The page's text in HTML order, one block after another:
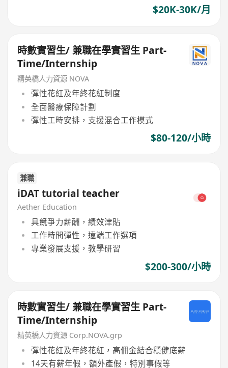
$20K-30K/月
時數實習生/ 兼職在學實習生 Part-
Time/Internship
精英橋人力資源 NOVA
彈性花紅及年終花紅制度
全面醫療保障計劃
彈性工時安排，支援混合工作模式
$80-120/小時
兼職
iDAT tutorial teacher
Aether Education
具競爭力薪酬，績效津貼
工作時間彈性，遠端工作選項
專業發展支援，教學研習
$200-300/小時
時數實習生/ 兼職在學實習生 Part-
Time/Internship
精英橋人力資源 Corp.NOVA.grp
彈性花紅及年終花紅，高佣金結合穩健底薪
14天有薪年假，額外產假，特別事假等